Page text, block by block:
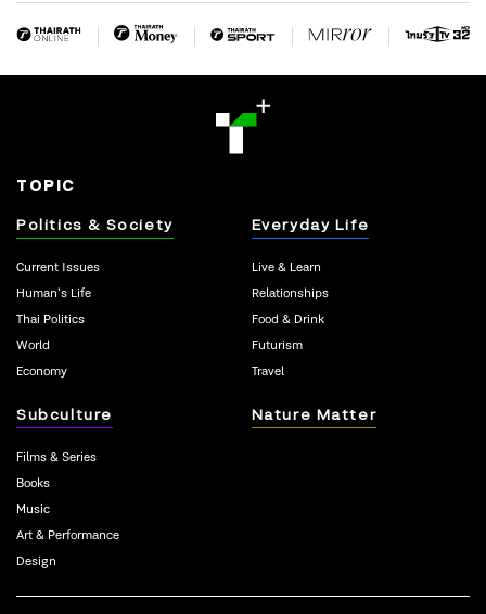
TOPIC
Politics & Society
Current Issues
Human’s Life
Thai Politics
World
Economy
Everyday Life
Live & Learn
Relationships
Food & Drink
Futurism
Travel
Subculture
Films & Series
Books
Music
Art & Performance
Design
Nature Matter